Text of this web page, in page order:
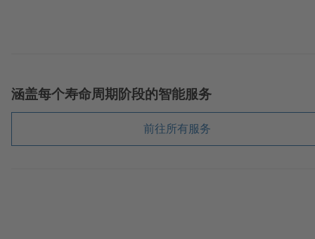
涵盖每个寿命周期阶段的智能服务
前往所有服务